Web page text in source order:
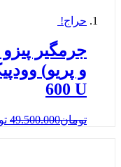
حراج!
جرمگیر
600 U
تومان49.500.000